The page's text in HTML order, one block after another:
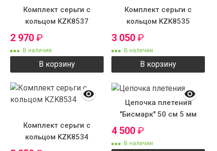
Комплект серьги с
кольцом KZK8537
2 970 ₽
В наличии
В корзину
Комплект серьги с
кольцом KZK8535
3 050 ₽
В наличии
В корзину
Комплект серьги с
кольцом KZK8534
Цепочка плетения
"Бисмарк" 50 см 5 мм
4 500 ₽
В наличии